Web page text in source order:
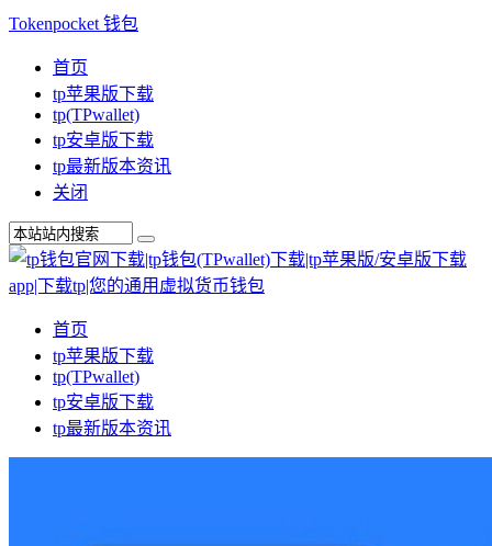
Tokenpocket 钱包
首页
tp苹果版下载
tp(TPwallet)
tp安卓版下载
tp最新版本资讯
关闭
首页
tp苹果版下载
tp(TPwallet)
tp安卓版下载
tp最新版本资讯